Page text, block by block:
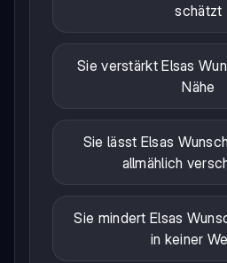
schätzt
Sie verstärkt Elsas
Nähe
Sie lässt Elsas
allmählich
Sie mindert Elsas
in keiner